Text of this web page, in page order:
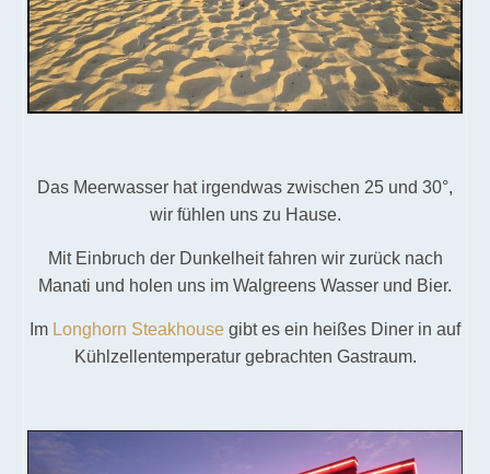
Das Meerwasser hat irgendwas zwischen 25 und 30°,
wir fühlen uns zu Hause.
Mit Einbruch der Dunkelheit fahren wir zurück nach
Manati und holen uns im Walgreens Wasser und Bier.
Im Longhorn Steakhouse gibt es ein heißes Diner in auf
Kühlzellentemperatur gebrachten Gastraum.